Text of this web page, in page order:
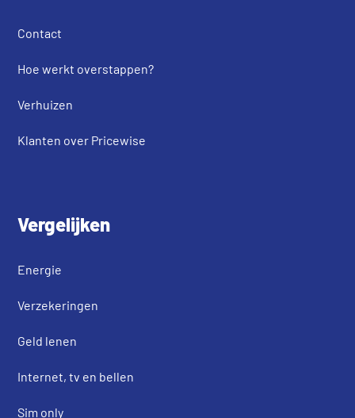
Contact
Hoe werkt overstappen?
Verhuizen
Klanten over Pricewise
Vergelijken
Energie
Verzekeringen
Geld lenen
Internet, tv en bellen
Sim only